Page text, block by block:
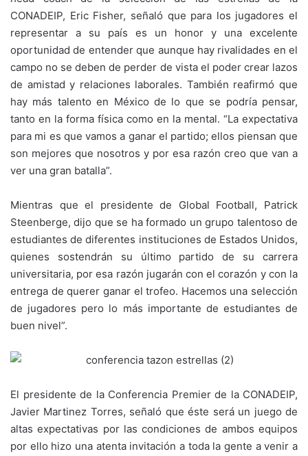
CONADEIP, Eric Fisher, señaló que para los jugadores el
representar a su país es un honor y una excelente
oportunidad de entender que aunque hay rivalidades en el
campo no se deben de perder de vista el poder crear lazos
de amistad y relaciones laborales. También reafirmó que
hay más talento en México de lo que se podría pensar,
tanto en la forma física como en la mental. “La expectativa
para mi es que vamos a ganar el partido; ellos piensan que
son mejores que nosotros y por esa razón creo que van a
ver una gran batalla”.
Mientras que el presidente de Global Football, Patrick
Steenberge, dijo que se ha formado un grupo talentoso de
estudiantes de diferentes instituciones de Estados Unidos,
quienes sostendrán su último partido de su carrera
universitaria, por esa razón jugarán con el corazón y con la
entrega de querer ganar el trofeo. Hacemos una selección
de jugadores pero lo más importante de estudiantes de
buen nivel”.
El presidente de la Conferencia Premier de la CONADEIP,
Javier Martinez Torres, señaló que éste será un juego de
altas expectativas por las condiciones de ambos equipos
por ello hizo una atenta invitación a toda la gente a venir a